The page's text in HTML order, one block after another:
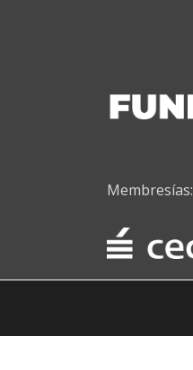
Membresías: